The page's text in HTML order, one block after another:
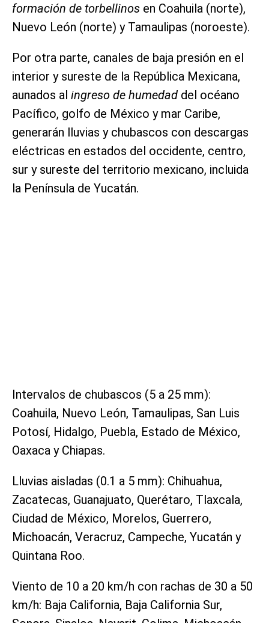
formación de torbellinos en Coahuila (norte),
Nuevo León (norte) y Tamaulipas (noroeste).
Por otra parte, canales de baja presión en el
interior y sureste de la República Mexicana,
aunados al ingreso de humedad del océano
Pacífico, golfo de México y mar Caribe,
generarán lluvias y chubascos con descargas
eléctricas en estados del occidente, centro,
sur y sureste del territorio mexicano, incluida
la Península de Yucatán.
Intervalos de chubascos (5 a 25 mm):
Coahuila, Nuevo León, Tamaulipas, San Luis
Potosí, Hidalgo, Puebla, Estado de México,
Oaxaca y Chiapas.
Lluvias aisladas (0.1 a 5 mm): Chihuahua,
Zacatecas, Guanajuato, Querétaro, Tlaxcala,
Ciudad de México, Morelos, Guerrero,
Michoacán, Veracruz, Campeche, Yucatán y
Quintana Roo.
Viento de 10 a 20 km/h con rachas de 30 a 50
km/h: Baja California, Baja California Sur,